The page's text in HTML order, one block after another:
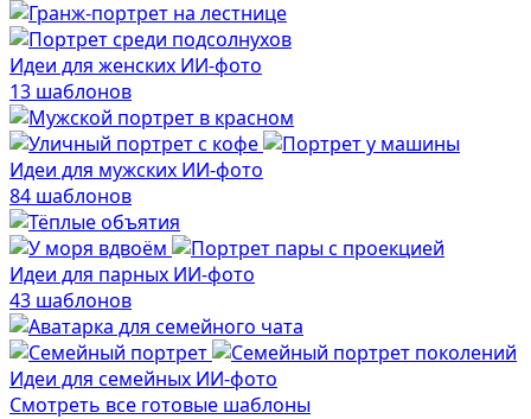
В образе вампира
Алиса в Стране чудес
С мотоциклом
В образе ведьмы
Показать все
Популярное
Идеи для женских ИИ-фото
13 шаблонов
Идеи для мужских ИИ-фото
84 шаблонов
Идеи для парных ИИ-фото
43 шаблонов
Идеи для семейных ИИ-фото
Смотреть все готовые шаблоны